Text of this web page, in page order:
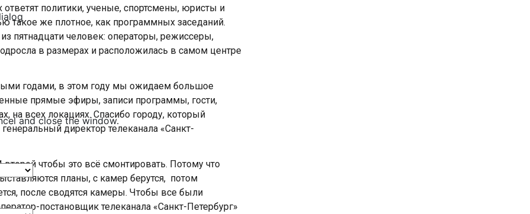
and close the window.
политики, ученые, спортсмены, юристы и
такое же плотное, как программных заседаний.
пятнадцати человек: операторы, режиссеры,
в размерах и расположилась в самом центре
годами, в этом году мы ожидаем большое
прямые эфиры, записи программы, гости,
на всех локациях. Спасибо городу, который
директор телеканала «Санкт-
чтобы это всё смонтировать. Потому что
планы, с камер берутся, потом
после сводятся камеры. Чтобы все были
постановщик телеканала «Санкт-Петербург»